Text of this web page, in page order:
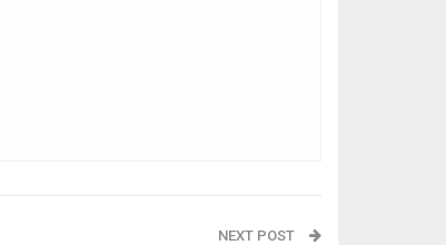
NEXT POST